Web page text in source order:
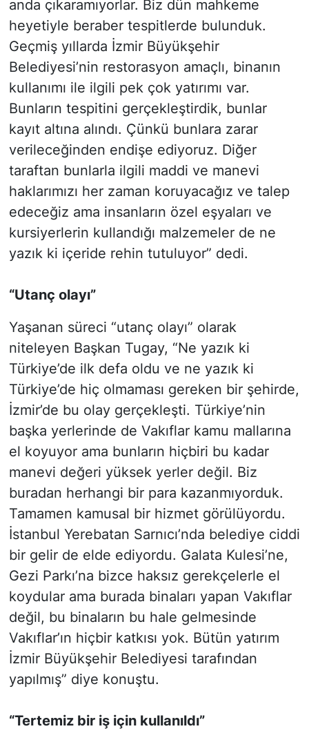
anda çıkaramıyorlar. Biz dün mahkeme
heyetiyle beraber tespitlerde bulunduk.
Geçmiş yıllarda İzmir Büyükşehir
Belediyesi’nin restorasyon amaçlı, binanın
kullanımı ile ilgili pek çok yatırımı var.
Bunların tespitini gerçekleştirdik, bunlar
kayıt altına alındı. Çünkü bunlara zarar
verileceğinden endişe ediyoruz. Diğer
taraftan bunlarla ilgili maddi ve manevi
haklarımızı her zaman koruyacağız ve talep
edeceğiz ama insanların özel eşyaları ve
kursiyerlerin kullandığı malzemeler de ne
yazık ki içeride rehin tutuluyor” dedi.
“Utanç olayı”
Yaşanan süreci “utanç olayı” olarak
niteleyen Başkan Tugay, “Ne yazık ki
Türkiye’de ilk defa oldu ve ne yazık ki
Türkiye’de hiç olmaması gereken bir şehirde,
İzmir’de bu olay gerçekleşti. Türkiye’nin
başka yerlerinde de Vakıflar kamu mallarına
el koyuyor ama bunların hiçbiri bu kadar
manevi değeri yüksek yerler değil. Biz
buradan herhangi bir para kazanmıyorduk.
Tamamen kamusal bir hizmet görülüyordu.
İstanbul Yerebatan Sarnıcı’nda belediye ciddi
bir gelir de elde ediyordu. Galata Kulesi’ne,
Gezi Parkı’na bizce haksız gerekçelerle el
koydular ama burada binaları yapan Vakıflar
değil, bu binaların bu hale gelmesinde
Vakıflar’ın hiçbir katkısı yok. Bütün yatırım
İzmir Büyükşehir Belediyesi tarafından
yapılmış” diye konuştu.
“Tertemiz bir iş için kullanıldı”